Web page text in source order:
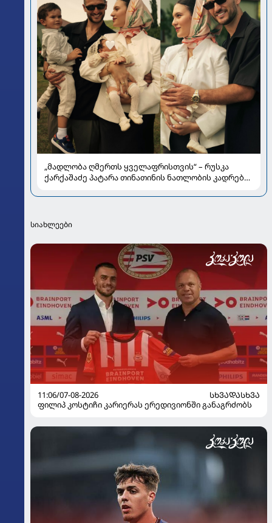
„მადლობა ღმერთს ყველაფრისთვის“ – რუსკა
ქარქაშაძე პატარა თინათინის ნათლობის კადრებს
სიახლეები
11:06/07-08-2026
ᲡᲮᲕᲐᲓᲐᲡᲮᲕᲐ
ფილიპ კოსტიჩი კარიერას ერედივიონში განაგრძობს